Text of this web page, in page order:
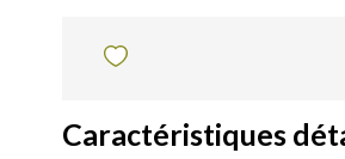
Caractéristiques